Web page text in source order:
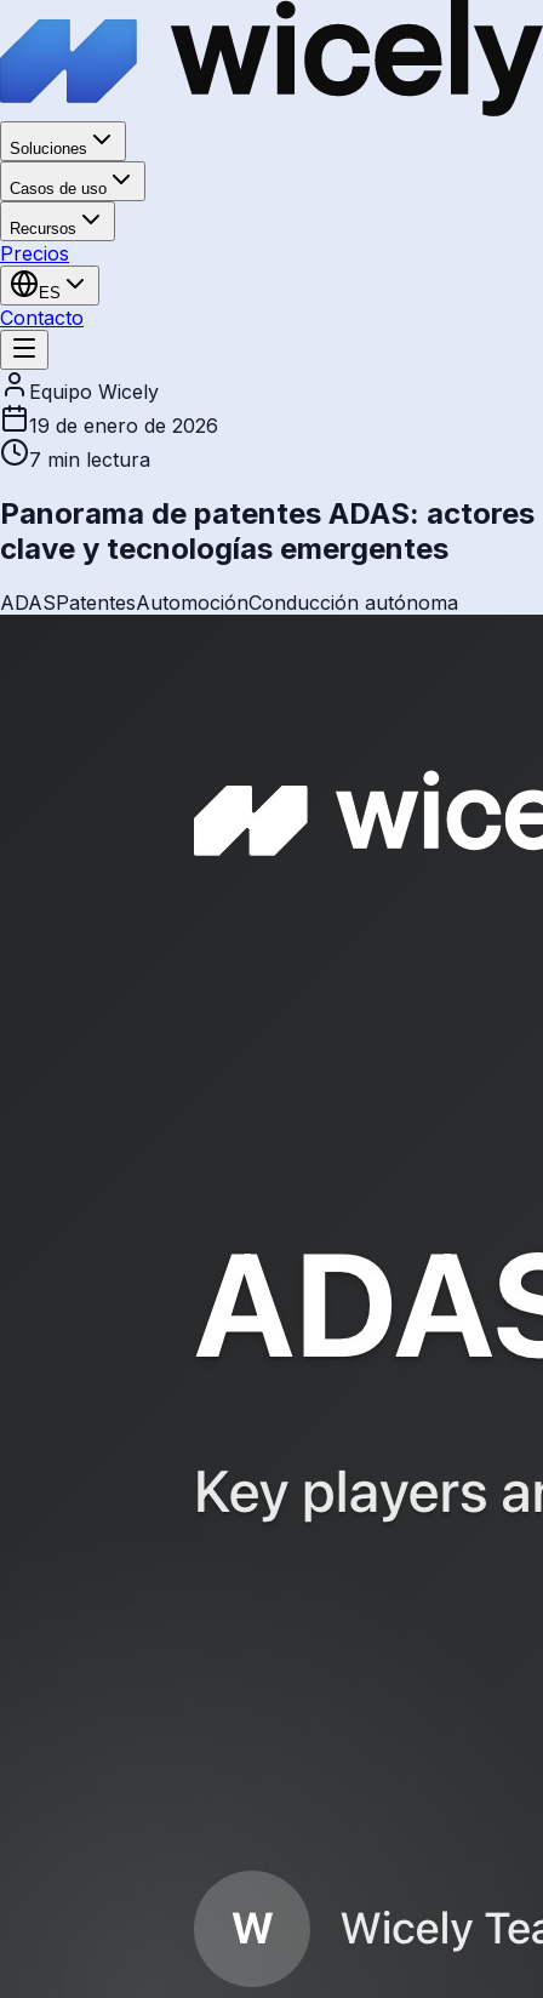
Soluciones
Casos de uso
Recursos
Precios
ES
Contacto
Equipo Wicely
19 de enero de 2026
7 min lectura
Panorama de patentes ADAS: actores
clave y tecnologías emergentes
ADASPatentesAutomociónConducción autónoma